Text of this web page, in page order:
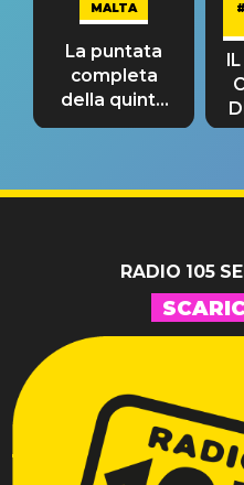
MALTA
La puntata
completa
della quinta
tappa
RADIO 105